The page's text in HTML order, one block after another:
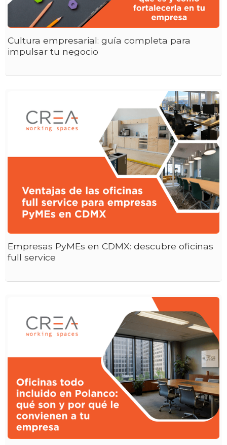
Cultura empresarial: guía completa para
impulsar tu negocio
Empresas PyMEs en CDMX: descubre oficinas
full service